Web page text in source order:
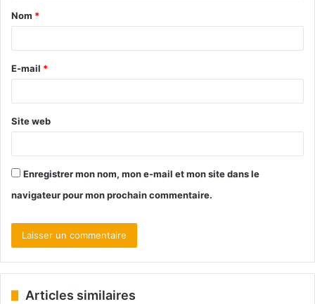
Nom *
E-mail *
Site web
Enregistrer mon nom, mon e-mail et mon site dans le
navigateur pour mon prochain commentaire.
Articles similaires